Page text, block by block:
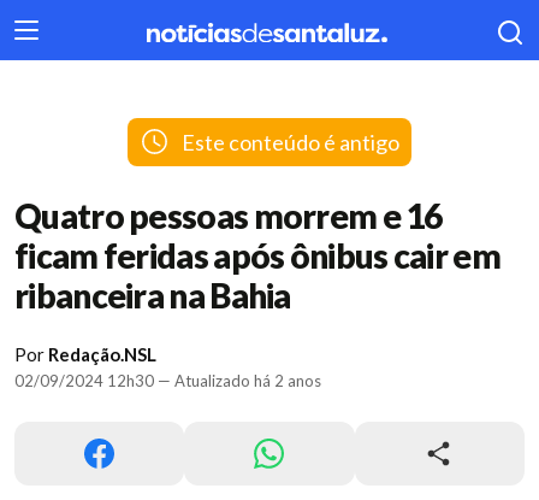
404
Este conteúdo é antigo
Quatro pessoas morrem e 16
ficam feridas após ônibus cair em
ribanceira na Bahia
Por Redação.NSL
02/09/2024 12h30 — Atualizado há 2 anos